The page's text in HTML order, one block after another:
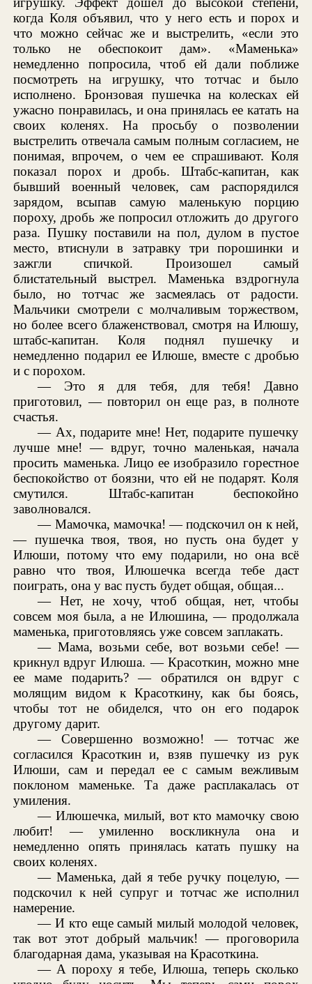
когда Коля объявил, что у него есть и порох и
что можно сейчас же и выстрелить, «если это
только не обеспокоит дам». «Маменька»
немедленно попросила, чтоб ей дали поближе
посмотреть на игрушку, что тотчас и было
исполнено. Бронзовая пушечка на колесках ей
ужасно понравилась, и она принялась ее катать на
своих коленях. На просьбу о позволении
выстрелить отвечала самым полным согласием, не
понимая, впрочем, о чем ее спрашивают. Коля
показал порох и дробь. Штабс-капитан, как
бывший военный человек, сам распорядился
зарядом, всыпав самую маленькую порцию
пороху, дробь же попросил отложить до другого
раза. Пушку поставили на пол, дулом в пустое
место, втиснули в затравку три порошинки и
зажгли спичкой. Произошел самый
блистательный выстрел. Маменька вздрогнула
было, но тотчас же засмеялась от радости.
Мальчики смотрели с молчаливым торжеством,
но более всего блаженствовал, смотря на Илюшу,
штабс-капитан. Коля поднял пушечку и
немедленно подарил ее Илюше, вместе с дробью
и с порохом.
— Это я для тебя, для тебя! Давно
приготовил, — повторил он еще раз, в полноте
счастья.
— Ах, подарите мне! Нет, подарите пушечку
лучше мне! — вдруг, точно маленькая, начала
просить маменька. Лицо ее изобразило горестное
беспокойство от боязни, что ей не подарят. Коля
смутился. Штабс-капитан беспокойно
заволновался.
— Мамочка, мамочка! — подскочил он к ней,
— пушечка твоя, твоя, но пусть она будет у
Илюши, потому что ему подарили, но она всё
равно что твоя, Илюшечка всегда тебе даст
поиграть, она у вас пусть будет общая, общая...
— Нет, не хочу, чтоб общая, нет, чтобы
совсем моя была, а не Илюшина, — продолжала
маменька, приготовляясь уже совсем заплакать.
— Мама, возьми себе, вот возьми себе! —
крикнул вдруг Илюша. — Красоткин, можно мне
ее маме подарить? — обратился он вдруг с
молящим видом к Красоткину, как бы боясь,
чтобы тот не обиделся, что он его подарок
другому дарит.
— Совершенно возможно! — тотчас же
согласился Красоткин и, взяв пушечку из рук
Илюши, сам и передал ее с самым вежливым
поклоном маменьке. Та даже расплакалась от
умиления.
— Илюшечка, милый, вот кто мамочку свою
любит! — умиленно воскликнула она и
немедленно опять принялась катать пушку на
своих коленях.
— Маменька, дай я тебе ручку поцелую, —
подскочил к ней супруг и тотчас же исполнил
намерение.
— И кто еще самый милый молодой человек,
так вот этот добрый мальчик! — проговорила
благодарная дама, указывая на Красоткина.
— А пороху я тебе, Илюша, теперь сколько